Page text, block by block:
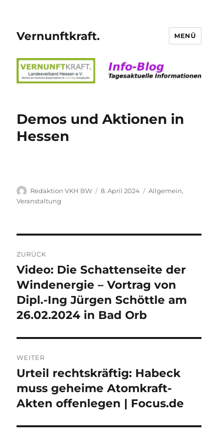
Vernunftkraft. MENÜ
Demos und Aktionen in
Hessen
Autor
Redaktion VKH BW
Veröffentlicht
8. April 2024 Kategorien
Allgemein,
Veranstaltung
ZURÜCK
Vorheriger
Beitrag:
Video: Die Schattenseite der
Windenergie – Vortrag von
Dipl.-Ing Jürgen Schöttle am
26.02.2024 in Bad Orb
WEITER
Nächster
Beitrag:
Urteil rechtskräftig: Habeck
muss geheime Atomkraft-
Akten offenlegen | Focus.de